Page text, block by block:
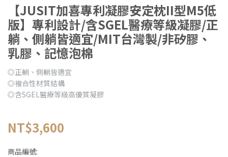
【JUSIT加喜專利凝膠安定枕II型M5低
版】專利設計/含SGEL醫療等級凝膠/正
躺、側躺皆適宜/MIT台灣製/非矽膠、
乳膠、記憶泡棉
◎正躺、側躺皆適宜
◎複合性材質結構
◎含SGEL醫療等級高優質凝膠
NT$3,600
商品編號: